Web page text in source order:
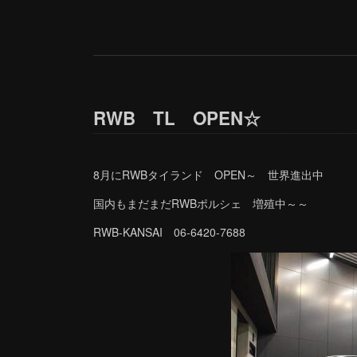
RWB TL OPEN☆
8月にRWBタイランド OPEN～ 世界進出中
国内もまだまだRWBポルシェ 増殖中～～
RWB-KANSAI 06-6420-7688